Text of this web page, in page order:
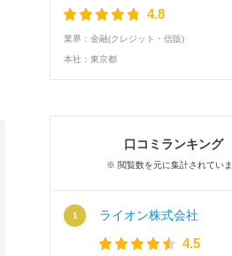
4.8
業界： 金融(クレジット・信販)
本社： 東京都
口コミランキング
※ 閲覧数を元に集計されてい
ライオン株式会社
4.5